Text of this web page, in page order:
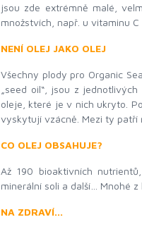
jsou zde extrémně malé,
množstvích, např. u vitaminu
NENÍ OLEJ JAKO OLEJ
Všechny plody pro Organic
„seed oil“, jsou z
oleje, které je v nich ukryto.
vyskytují vzácně. Mezi ty patří
CO OLEJ OBSAHUJE?
Až 190 bioaktivních
minerální soli a další… Mnohé
NA ZDRAVÍ…